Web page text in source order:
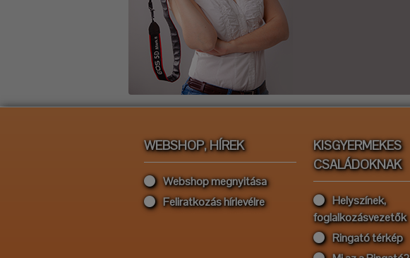
WEBSHOP, HÍREK
Webshop megnyitása
Feliratkozás hírlevélre
KISGYERMEKES
CSALÁDOKNAK
Helyszínek,
foglalkozásvezetők
Ringató térkép